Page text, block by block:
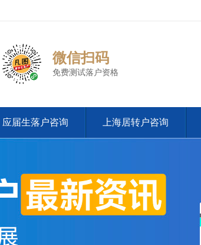
微信扫码
免费测试落户资格
应届生落户咨询 上海居转户咨询